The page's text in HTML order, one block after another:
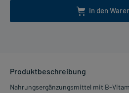
In den
Produktbeschreibung
Nahrungsergänzungsmittel mit B-